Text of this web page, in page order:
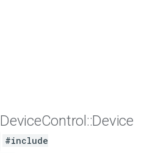
DeviceControl ::Device
#include